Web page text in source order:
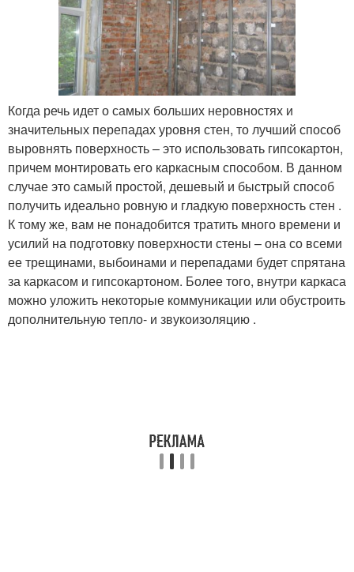
Когда речь идет о самых больших неровностях и
значительных перепадах уровня стен, то лучший способ
выровнять поверхность – это использовать гипсокартон,
причем монтировать его каркасным способом. В данном
случае это самый простой, дешевый и быстрый способ
получить идеально ровную и гладкую поверхность стен .
К тому же, вам не понадобится тратить много времени и
усилий на подготовку поверхности стены – она со всеми
ее трещинами, выбоинами и перепадами будет спрятана
за каркасом и гипсокартоном. Более того, внутри каркаса
можно уложить некоторые коммуникации или обустроить
дополнительную тепло- и звукоизоляцию .